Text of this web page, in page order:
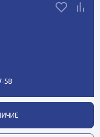
58